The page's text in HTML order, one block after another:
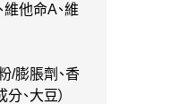
維他命A、維
/膨脹劑、香
、大豆）